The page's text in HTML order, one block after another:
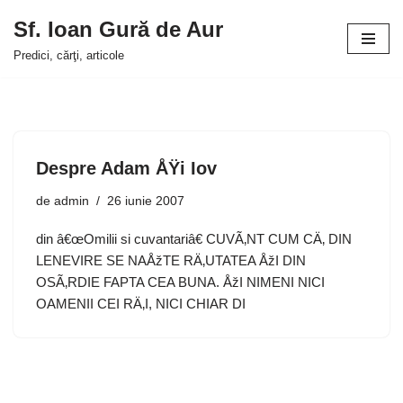
Sari
Sf. Ioan Gură de Aur
Predici, cărţi, articole
Despre Adam ÅŸi Iov
de admin 26 iunie 2007
din â€œOmilii si cuvantariâ€ CUVÃ‚NT CUM CÄ‚ DIN
LENEVIRE SE NAÅžTE RÄ‚UTATEA ÅžI DIN
OSÃ‚RDIE FAPTA CEA BUNA. ÅžI NIMENI NICI
OAMENII CEI RÄ‚I, NICI CHIAR DI